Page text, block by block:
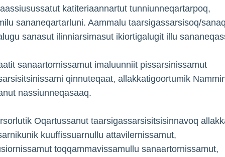
katiteriaannartut tunniunneqartarpoq,
sananeqartarluni. Aammalu taarsigassarsisoq/
sanasut ilinniarsimasut ikiortigalugit illu
sanaartornissamut imaluunniit pissarsinissamut
qinnuteqaat, allakkatigoortumik
nassiunneqasaaq.
Oqartussanut taarsigassarsisitsisinnavoq
kuuffissuarnullu attavilernissamut,
toqqammavissamullu sanaartornissamut,